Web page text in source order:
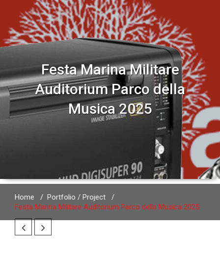
Festa Marina Militare
Auditorium Parco della
Musica 2025
Home / Portfolio / Project /
Festa Marina Militare Auditorium Parco della Musica 2025